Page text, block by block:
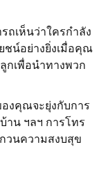
ถเห็นว่าใครกำลัง
ชน์อย่างยิ่งเมื่อคุณ
กเพื่อนำทางพวก
งคุณจะยุ่งกับการ
าน ฯลฯ การโทร
วนความสงบสุข